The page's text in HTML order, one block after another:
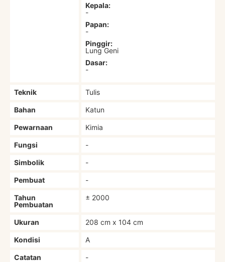
Kepala:
-
Papan:
-
Pinggir:
Lung Geni
Dasar:
-
Teknik Tulis
Bahan Katun
Pewarnaan Kimia
Fungsi -
Simbolik -
Pembuat -
Tahun
Pembuatan
± 2000
Ukuran 208 cm x 104 cm
Kondisi A
Catatan -